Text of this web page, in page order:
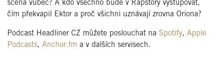
scéna vůbec? A kdo všechno bude v Rapstory vystupovat,
čím překvapil Ektor a proč všichni uznávají zrovna Oriona?
Podcast Headliner CZ můžete poslouchat na Spotify, Apple
Podcasts, Anchor.fm a v dalších servisech.